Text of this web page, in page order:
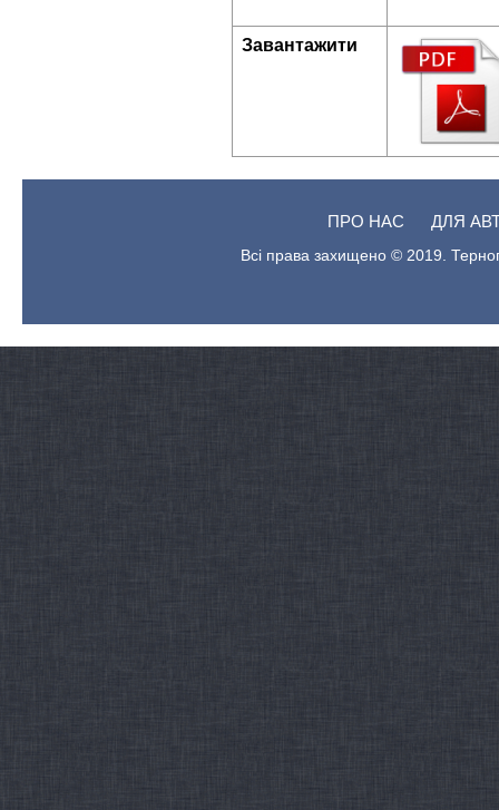
Завантажити
ПРО НАС ДЛЯ
Всі права захищено © 2019.